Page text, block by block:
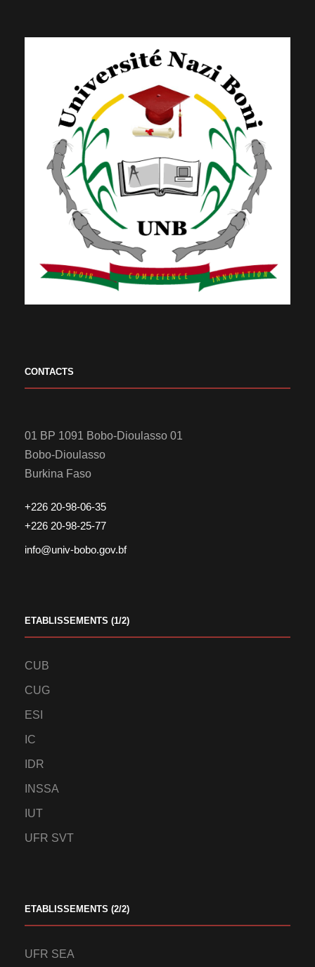
CONTACTS
01 BP 1091 Bobo-Dioulasso 01
Bobo-Dioulasso
Burkina Faso
+226 20-98-06-35
+226 20-98-25-77
info@univ-bobo.gov.bf
ETABLISSEMENTS (1/2)
CUB
CUG
ESI
IC
IDR
INSSA
IUT
UFR SVT
ETABLISSEMENTS (2/2)
UFR SEA